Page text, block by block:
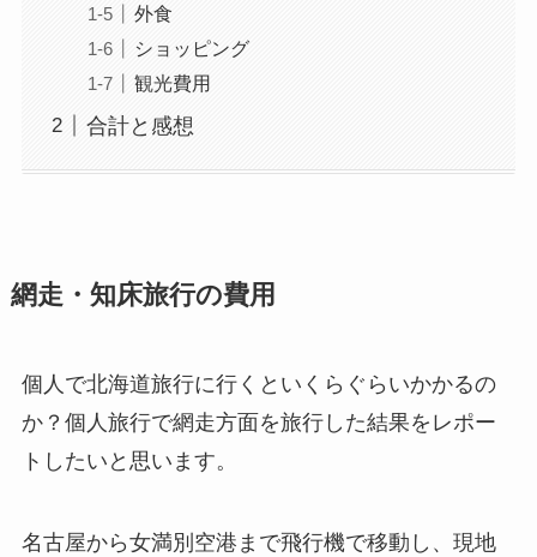
外食
ショッピング
観光費用
合計と感想
網走・知床旅行の費用
個人で北海道旅行に行くといくらぐらいかかるの
か？個人旅行で網走方面を旅行した結果をレポー
トしたいと思います。
名古屋から女満別空港まで飛行機で移動し、現地